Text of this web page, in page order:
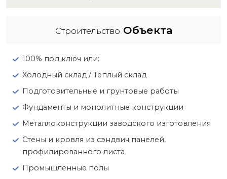
Строительство Объекта
100% под ключ или:
Холодный склад / Теплый склад
Подготовительные и грунтовые работы
Фундаменты и монолитные конструкции
Металлоконструкции заводского изготовления
Стены и кровля из сэндвич панелей,
профилированного листа
Промышленные полы